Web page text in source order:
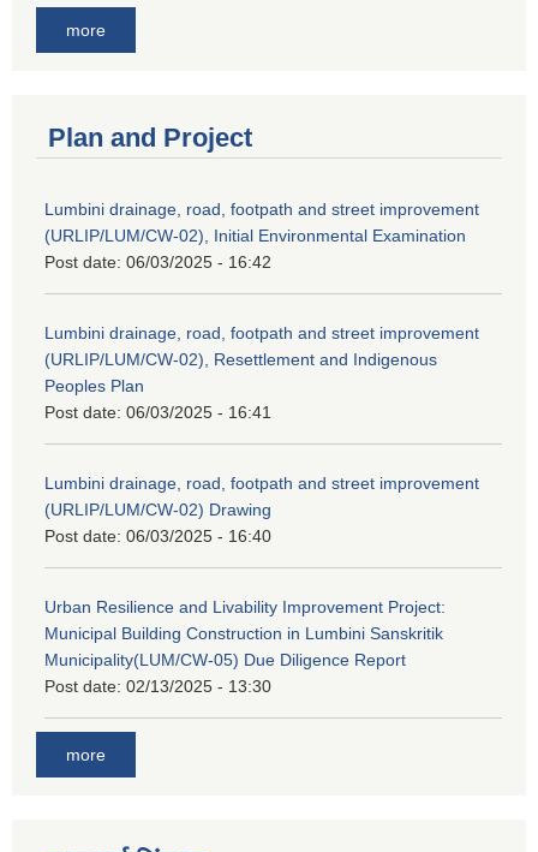
more
Plan and Project
Lumbini drainage, road, footpath and street improvement
(URLIP/LUM/CW-02), Initial Environmental Examination
Post date: 06/03/2025 - 16:42
Lumbini drainage, road, footpath and street improvement
(URLIP/LUM/CW-02), Resettlement and Indigenous
Peoples Plan
Post date: 06/03/2025 - 16:41
Lumbini drainage, road, footpath and street improvement
(URLIP/LUM/CW-02) Drawing
Post date: 06/03/2025 - 16:40
Urban Resilience and Livability Improvement Project:
Municipal Building Construction in Lumbini Sanskritik
Municipality(LUM/CW-05) Due Diligence Report
Post date: 02/13/2025 - 13:30
more